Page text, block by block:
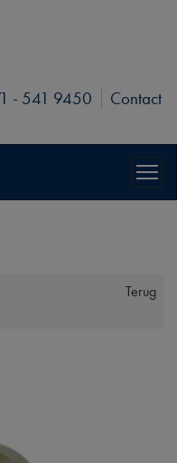
- 541 9450
Contact
Terug